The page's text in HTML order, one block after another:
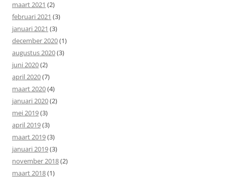
maart 2021 (2)
februari 2021 (3)
januari 2021 (3)
december 2020(1)
augustus 2020(3)
juni 2020(2)
april 2020(7)
maart 2020(4)
januari 2020(2)
mei 2019(3)
april 2019(3)
maart 2019(3)
januari 2019(3)
november 2018(2)
maart 2018(1)